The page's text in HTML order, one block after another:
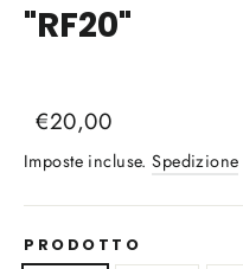
"RF20"
invalid url input
Prezzo
di
Prezzo
scontato
€20,00
Imposte incluse.Spedizione
PRODOTTO